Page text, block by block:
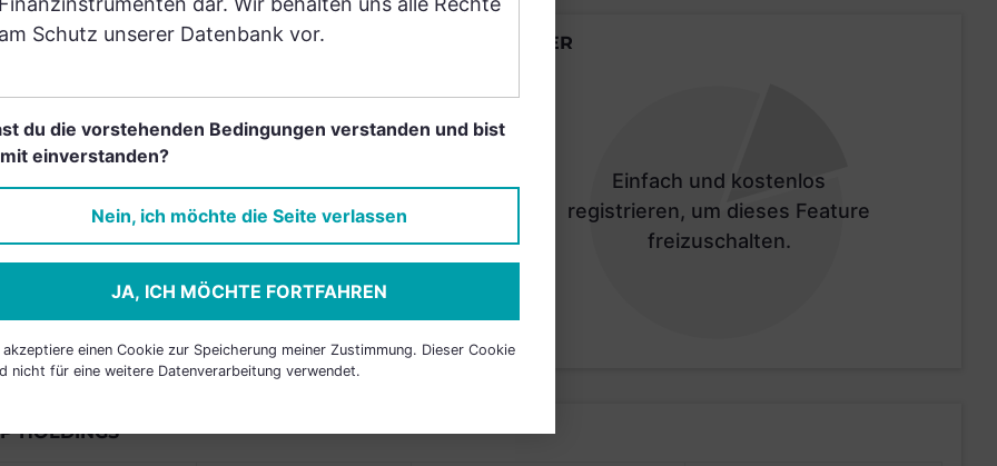
Einfach und kostenlos
registrieren, um dieses Feature
freizuschalten.
LÄNDER
Einfach und kostenlos
registrieren, um dieses Feature
freizuschalten.
HOLDINGS
Schutz unserer Datenbank vor.
du die vorstehenden Bedingungen verstanden und bist
einverstanden?
Nein, ich möchte die Seite verlassen
JA, ICH MÖCHTE FORTFAHREN
akzeptiere einen Cookie zur Speicherung meiner Zustimmung. Dieser Cookie
nicht für eine weitere Datenverarbeitung verwendet.